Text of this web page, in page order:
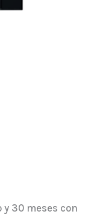
y 30 meses con